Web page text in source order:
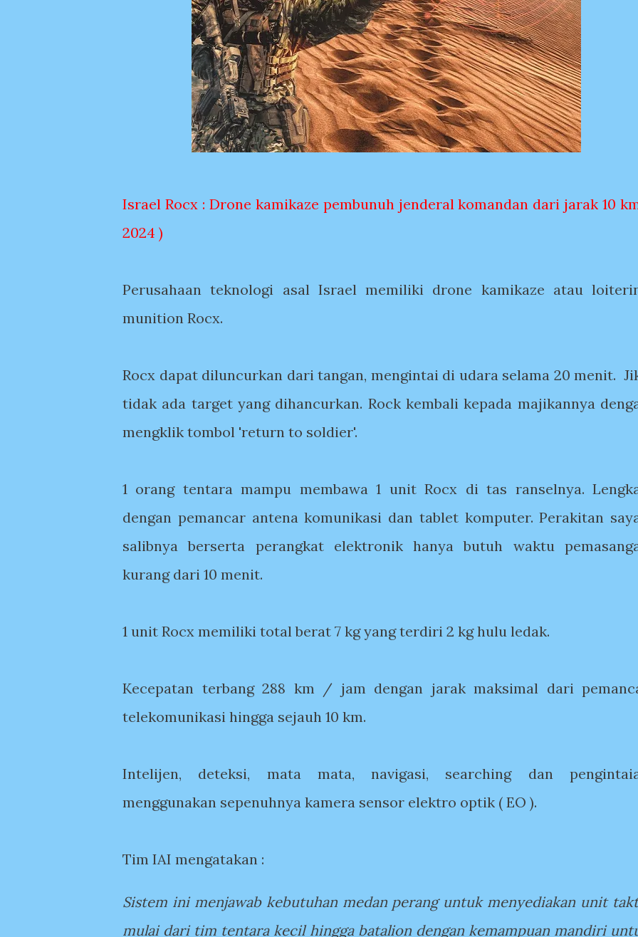
Israel Rocx : Drone kamikaze pembunuh jenderal komandan dari jarak 10
2024 )
Perusahaan teknologi asal Israel memiliki drone kamikaze atau
munition Rocx.
Rocx dapat diluncurkan dari tangan, mengintai di udara selama 20 menit.
tidak ada target yang dihancurkan. Rock kembali kepada majikannya
mengklik tombol 'return to soldier'.
1 orang tentara mampu membawa 1 unit Rocx di tas ranselnya.
dengan pemancar antena komunikasi dan tablet komputer. Perakitan
salibnya berserta perangkat elektronik hanya butuh waktu
kurang dari 10 menit.
1 unit Rocx memiliki total berat 7 kg yang terdiri 2 kg hulu ledak.
Kecepatan terbang 288 km / jam dengan jarak maksimal dari
telekomunikasi hingga sejauh 10 km.
Intelijen, deteksi, mata mata, navigasi, searching dan
menggunakan sepenuhnya kamera sensor elektro optik ( EO ).
Tim IAI mengatakan :
Sistem ini menjawab kebutuhan medan perang untuk menyediakan unit
mulai dari tim tentara kecil hingga batalion dengan kemampuan mandiri